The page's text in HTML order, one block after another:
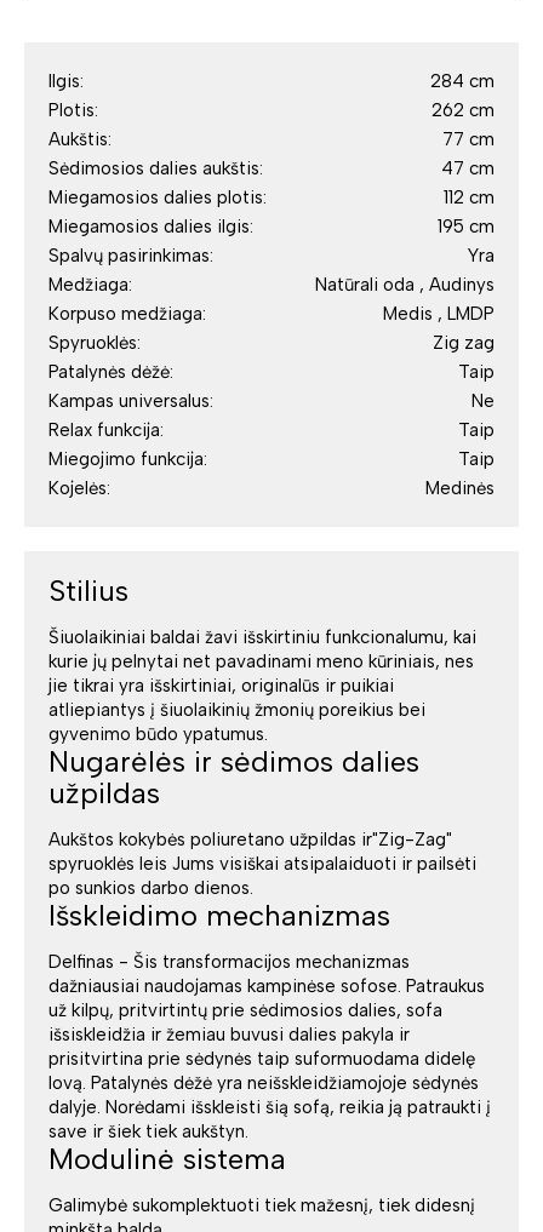
Ilgis:
284 cm
Plotis:
262 cm
Aukštis:
77 cm
Sėdimosios dalies aukštis:
47 cm
Miegamosios dalies plotis:
112 cm
Miegamosios dalies ilgis:
195 cm
Spalvų pasirinkimas:
Yra
Medžiaga:
Natūrali oda , Audinys
Korpuso medžiaga:
Medis , LMDP
Spyruoklės:
Zig zag
Patalynės dėžė:
Taip
Kampas universalus:
Ne
Relax funkcija:
Taip
Miegojimo funkcija:
Taip
Kojelės:
Medinės
Stilius
Šiuolaikiniai baldai žavi išskirtiniu funkcionalumu, kai
kurie jų pelnytai net pavadinami meno kūriniais, nes
jie tikrai yra išskirtiniai, originalūs ir puikiai
atliepiantys į šiuolaikinių žmonių poreikius bei
gyvenimo būdo ypatumus.
Nugarėlės ir sėdimos dalies
užpildas
Aukštos kokybės poliuretano užpildas ir"Zig-Zag"
spyruoklės leis Jums visiškai atsipalaiduoti ir pailsėti
po sunkios darbo dienos.
Išskleidimo mechanizmas
Delfinas - Šis transformacijos mechanizmas
dažniausiai naudojamas kampinėse sofose. Patraukus
už kilpų, pritvirtintų prie sėdimosios dalies, sofa
išsiskleidžia ir žemiau buvusi dalies pakyla ir
prisitvirtina prie sėdynės taip suformuodama didelę
lovą. Patalynės dėžė yra neišskleidžiamojoje sėdynės
dalyje. Norėdami išskleisti šią sofą, reikia ją patraukti į
save ir šiek tiek aukštyn.
Modulinė sistema
Galimybė sukomplektuoti tiek mažesnį, tiek didesnį